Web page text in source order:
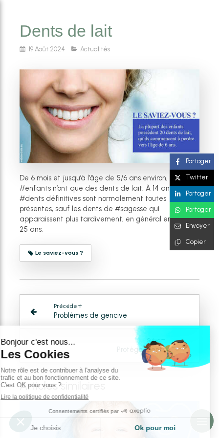
Dents de lait
19 Août 2024 Actualités
De 6 mois et jusqu’à l’âge de 5/6 ans environ, les
#enfants n’ont que des dents de lait. À 14 ans, les
#dents définitives sont normalement toutes
présentes, sauf les dents de #sagesse qui
apparaissent plus tardivement, en général entre 18 et
25 ans.
Le saviez-vous ?
Précédent
Problèmes de gencive
Suivant
Protège-dents
Articles similaires
Partager
Twitter
Partager
Partager
Envoyer
Copier